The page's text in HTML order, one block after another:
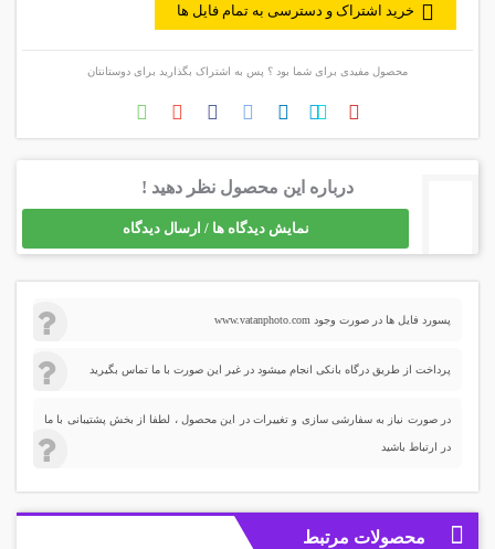
خرید اشتراک و دسترسی به تمام فایل ها
محصول مفیدی برای شما بود ؟ پس به اشتراک بگذارید برای دوستانتان
درباره این محصول نظر دهید !
نمایش دیدگاه ها / ارسال دیدگاه
پسورد فایل ها در صورت وجود www.vatanphoto.com
پرداخت از طریق درگاه بانکی انجام میشود در غیر این صورت با ما تماس بگیرید
در صورت نیاز به سفارشی سازی و تغییرات در این محصول ، لطفا از بخش پشتیبانی با ما
در ارتباط باشید
محصولات مرتبط